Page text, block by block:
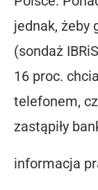
jednak, żeby
(sondaż
16 proc.
telefonem,
zastąpiły
informacja